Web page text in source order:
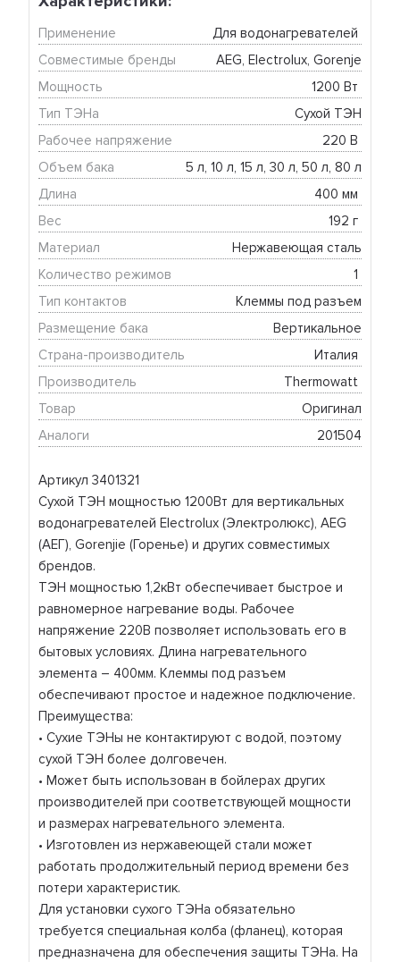
Артикул 3401321
Сухой ТЭН мощностью 1200Вт для вертикальных
водонагревателей Electrolux (Электролюкс), AEG
(АЕГ), Gorenjie (Горенье) и других совместимых
брендов.
ТЭН мощностью 1,2кВт обеспечивает быстрое и
равномерное нагревание воды. Рабочее
напряжение 220В позволяет использовать его в
бытовых условиях. Длина нагревательного
элемента – 400мм. Клеммы под разъем
обеспечивают простое и надежное подключение.
Преимущества:
• Сухие ТЭНы не контактируют с водой, поэтому
сухой ТЭН более долговечен.
• Может быть использован в бойлерах других
производителей при соответствующей мощности
и размерах нагревательного элемента.
• Изготовлен из нержавеющей стали может
работать продолжительный период времени без
потери характеристик.
Для установки сухого ТЭНа обязательно
требуется специальная колба (фланец), которая
предназначена для обеспечения защиты ТЭНа. На
Применение
Для водонагревателей
Совместимые бренды
AEG, Electrolux, Gorenje
Мощность
1200 Вт
Тип ТЭНа
Сухой ТЭН
Рабочее напряжение
220 В
Объем бака
5 л, 10 л, 15 л, 30 л, 50 л, 80 л
Длина
400 мм
Вес
192 г
Материал
Нержавеющая сталь
Количество режимов
1
Тип контактов
Клеммы под разъем
Размещение бака
Вертикальное
Страна-производитель
Италия
Производитель
Thermowatt
Товар
Оригинал
Аналоги
201504